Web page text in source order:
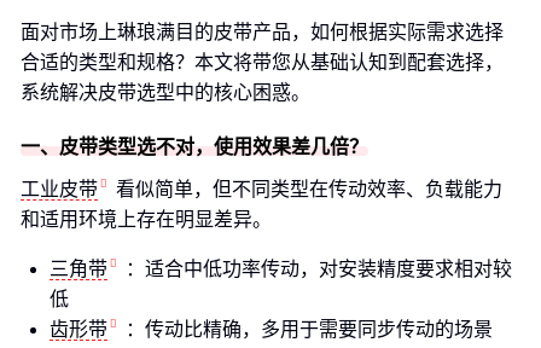
面对市场上琳琅满目的皮带产品，如何根据实际需求选择
合适的类型和规格？本文将带您从基础认知到配套选择，
系统解决皮带选型中的核心困惑。
一、皮带类型选不对，使用效果差几倍？
工业皮带
看似简单，但不同类型在传动效率、负载能力
和适用环境上存在明显差异。
三角带
：适合中低功率传动，对安装精度要求相对较
低
齿形带
：传动比精确，多用于需要同步传动的场景